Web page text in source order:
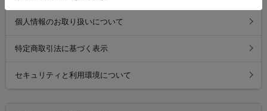
個人情報のお取り扱いについて
特定商取引法に基づく表示
セキュリティと利用環境について